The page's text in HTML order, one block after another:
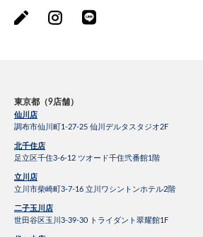
東京都（9店舗）
仙川店
調布市仙川町1-27-25 仙川デルタスタジオ2F
北千住店
足立区千住3-6-12 ツオード千住弐番館1階
立川店
立川市柴崎町3-7-16 立川ワシントンホテル2階
二子玉川店
世田谷区玉川3-39-30 トライダント翠耀館1F